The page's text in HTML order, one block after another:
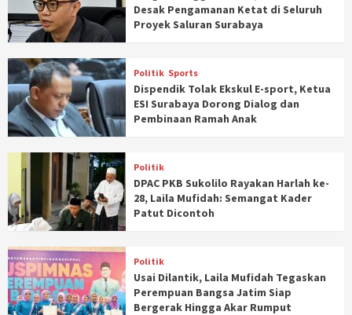
Desak Pengamanan Ketat di Seluruh
Proyek Saluran Surabaya
Politik Sports
Dispendik Tolak Ekskul E-sport, Ketua
ESI Surabaya Dorong Dialog dan
Pembinaan Ramah Anak
Politik
DPAC PKB Sukolilo Rayakan Harlah ke-
28, Laila Mufidah: Semangat Kader
Patut Dicontoh
Politik
Usai Dilantik, Laila Mufidah Tegaskan
Perempuan Bangsa Jatim Siap
Bergerak Hingga Akar Rumput